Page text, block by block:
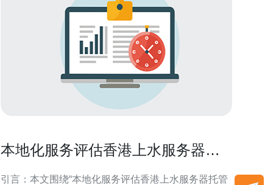
本地化服务评估香港上水服务器托
引言：本文围绕“本地化服务评估香港上水服务器托管